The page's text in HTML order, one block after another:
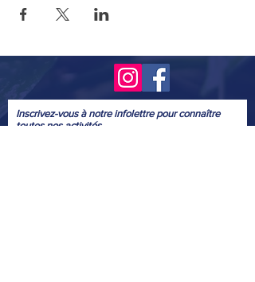
Inscrivez-vous à notre infolettre pour connaître
toutes nos activités.